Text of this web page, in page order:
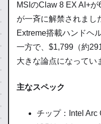
MSIのClaw 8 EX AI+
が一斉に解禁されまし
Extreme搭載ハンドヘ
一方で、$1,799（約
大きな論点になってい
主なスペック
チップ：Intel Arc